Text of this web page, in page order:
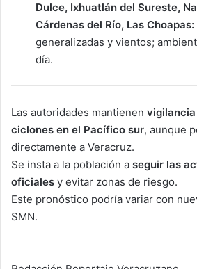
Dulce, Ixhuatlán del Sureste,
Cárdenas del Río, Las Choapas:
generalizadas y vientos;
día.
Las autoridades mantienen
ciclones en el Pacífico sur, aunque
directamente a Veracruz.
Se insta a la población a seguir las
oficiales y evitar zonas de riesgo.
Este pronóstico podría variar con
SMN.